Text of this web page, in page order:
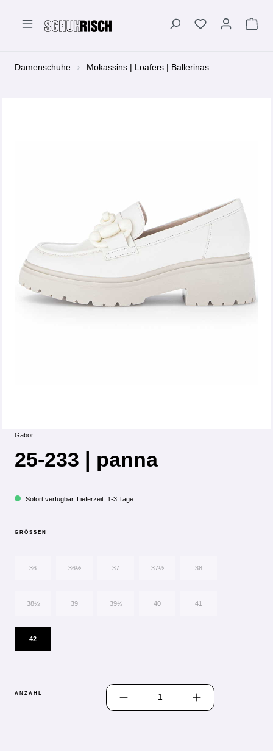
Damenschuhe Mokassins | Loafers | Ballerinas
Gabor
25-233 | panna
Sofort verfügbar, Lieferzeit: 1-3 Tage
GRÖSSEN
36 36½ 37 37½ 38
38½ 39 39½ 40 41
42
ANZAHL
PRODUKT ANZAHL: GIB DEN